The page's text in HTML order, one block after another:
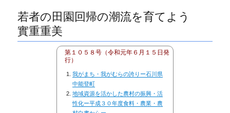
若者の田園回帰の潮流を育てよう
實重重美
第１０５８号（令和元年６月１５日発
行）
我がまち・我がむらの誇りー石川県
中能登町
地域資源を活かした農村の振興・活
性化ー平成３０年度食料・農業・農